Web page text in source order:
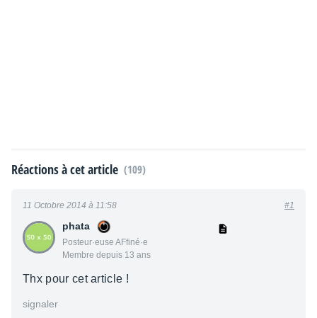
Réactions à cet article (109)
phata
Posteur·euse AFfiné·e
Membre depuis 13 ans
11 Octobre 2014 à 11:58 #1
Thx pour cet article !
signaler